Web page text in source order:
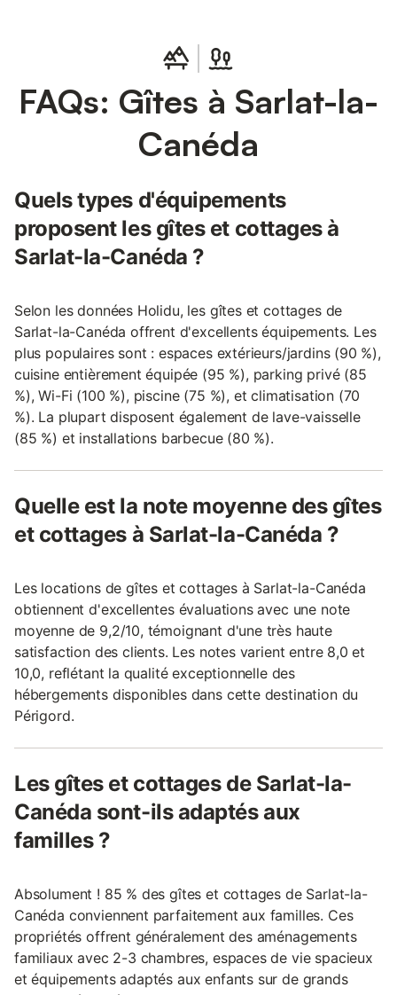
FAQs: Gîtes à Sarlat-la-
Canéda
Quels types d'équipements
proposent les gîtes et cottages à
Sarlat-la-Canéda ?
Selon les données Holidu, les gîtes et cottages de
Sarlat-la-Canéda offrent d'excellents équipements. Les
plus populaires sont : espaces extérieurs/jardins (90 %),
cuisine entièrement équipée (95 %), parking privé (85
%), Wi-Fi (100 %), piscine (75 %), et climatisation (70
%). La plupart disposent également de lave-vaisselle
(85 %) et installations barbecue (80 %).
Quelle est la note moyenne des gîtes
et cottages à Sarlat-la-Canéda ?
Les locations de gîtes et cottages à Sarlat-la-Canéda
obtiennent d'excellentes évaluations avec une note
moyenne de 9,2/10, témoignant d'une très haute
satisfaction des clients. Les notes varient entre 8,0 et
10,0, reflétant la qualité exceptionnelle des
hébergements disponibles dans cette destination du
Périgord.
Les gîtes et cottages de Sarlat-la-
Canéda sont-ils adaptés aux
familles ?
Absolument ! 85 % des gîtes et cottages de Sarlat-la-
Canéda conviennent parfaitement aux familles. Ces
propriétés offrent généralement des aménagements
familiaux avec 2-3 chambres, espaces de vie spacieux
et équipements adaptés aux enfants sur de grands